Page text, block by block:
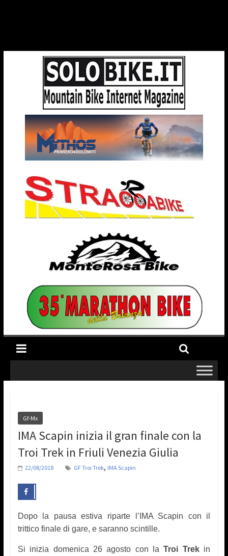
Gf-Mx
IMA Scapin inizia il gran finale con la
Troi Trek in Friuli Venezia Giulia
22/08/2018 GF Troi Trek, IMA Scapin
Dopo la pausa estiva riparte l’IMA Scapin con il
trittico finale di gare, e saranno scintille.
Si inizia domenica 26 agosto con laTroi Trekin